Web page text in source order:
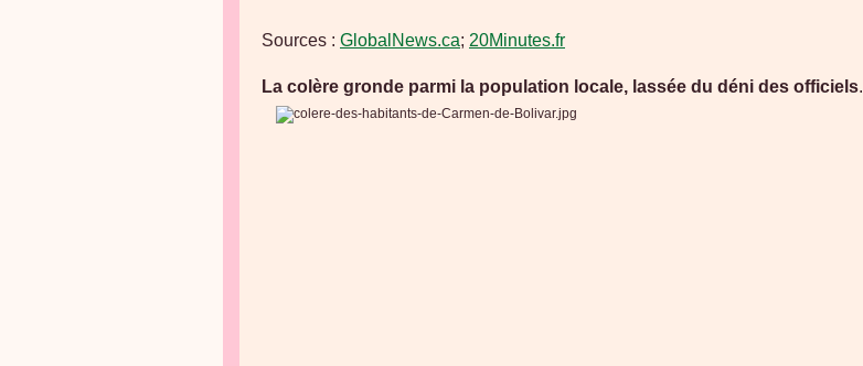
Sources : GlobalNews.ca; 20Minutes.fr
La colère gronde parmi la population locale, lassée du déni des officiels.